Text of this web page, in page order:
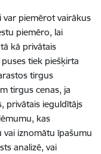
var piemērot vairākus
piemēro, lai
kā privātais
tiek piešķirta
tirgus
tirgus cenas, ja
privātais ieguldītājs
kas
iznomātu īpašumu
analizē, vai